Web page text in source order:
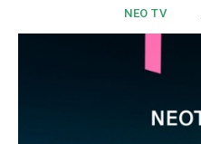
NEO TV